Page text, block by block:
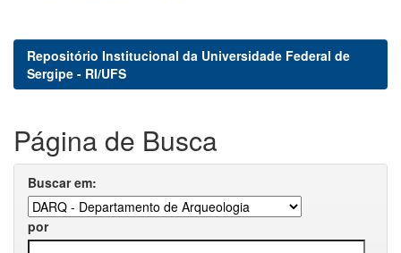
Repositório Institucional da Universidade Federal de
Sergipe - RI/UFS
Página de Busca
Buscar em:
por